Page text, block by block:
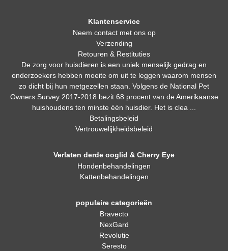
Klantenservice
Neem contact met ons op
Verzending
Retouren & Restituties
De zorg voor huisdieren is een uniek menselijk gedrag en
onderzoekers hebben moeite om uit te leggen waarom mensen
zo dicht bij hun metgezellen staan. Volgens de National Pet
Owners Survey 2017-2018 bezit 68 procent van de Amerikaanse
huishoudens ten minste één huisdier. Het is clea ...
Betalingsbeleid
Vertrouwelijkheidsbeleid
Verlaten derde ooglid & Cherry Eye
Hondenbehandelingen
Kattenbehandelingen
populaire categorieën
Bravecto
NexGard
Revolutie
Seresto